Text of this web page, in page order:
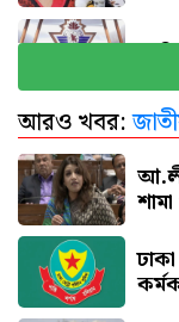
সব
আরও খবর: